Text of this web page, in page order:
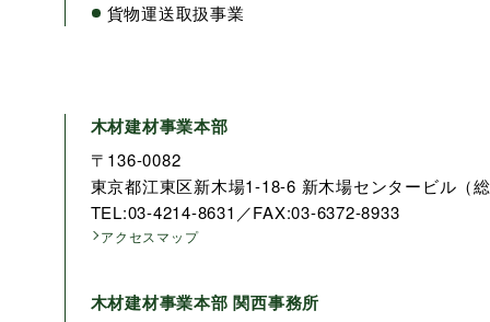
貨物運送取扱事業
木材建材事業本部
〒136-0082
東京都江東区新木場1-18-6 新木場センタービル（総
TEL:03-4214-8631／FAX:03-6372-8933
アクセスマップ
木材建材事業本部 関西事務所